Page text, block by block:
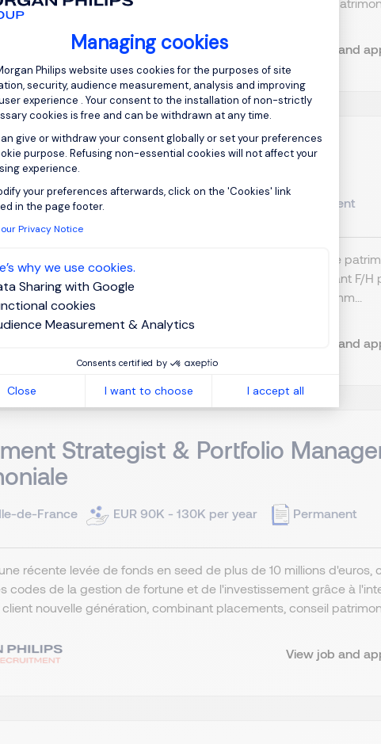
Managing cookies
Management Platform: Personalize
Philips website uses cookies for the purposes of site
security, audience measurement, analysis and improving
experience . Your consent to the installation of non-strictly
cookies is free and can be withdrawn at any time.
give or withdraw your consent globally or set your preferences
purpose. Refusing non-essential cookies will not affect your
experience.
your preferences afterwards, click on the 'Cookies' link
in the page footer.
Privacy Notice
why we use cookies.
Sharing with Google
cookies
Measurement & Analytics
Consents certified by
Close I want to choose I accept all
Axeptio consent
View job and
Privé Associé
Ile-de-France Permanent
est un acteur en forte croissance qui réinvente la gestion de
de pointe. Il recherche un Banquiers Privés Indépendant F/
patrimoniale. Missions principales: 1. Développement comm...
View job and
Strategist & Portfolio
de-France EUR 90K - 130K per year Permanent
récente levée de fonds en seed de plus de 10 millions
codes de la gestion de fortune et de l'investissement grâce à
nouvelle génération, combinant placements, conseil
View job and